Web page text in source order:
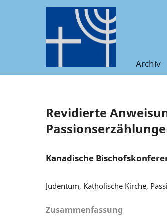
Archiv
Revidierte
Kanadische
Judentum, Katholische Kirche,
Zusammenfassung